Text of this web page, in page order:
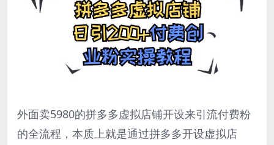
外面卖5980的拼多多虚拟店铺开设来引流付费粉
的全流程，本质上就是通过拼多多开设虚拟店